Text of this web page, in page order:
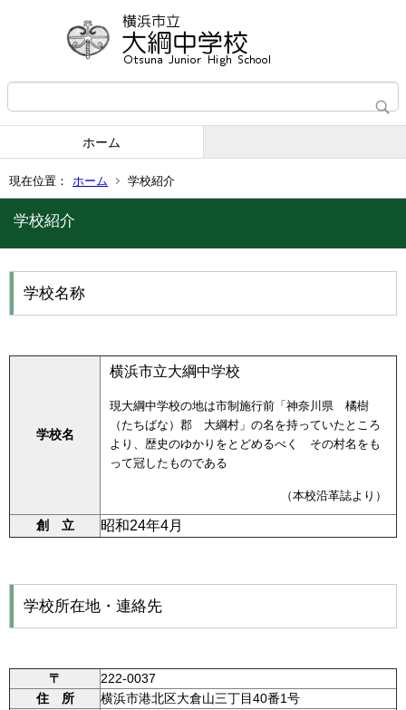
ホーム
現在位置： ホーム 学校紹介
学校紹介
学校名称
学校名
横浜市立大綱中学校
現大綱中学校の地は市制施行前「神奈川県 橘樹
（たちばな）郡 大綱村」の名を持っていたところ
より、歴史のゆかりをとどめるべく その村名をも
って冠したものである
（本校沿革誌より）
創 立 昭和24年4月
学校所在地・連絡先
〒
222-0037
住 所
横浜市港北区大倉山三丁目40番1号